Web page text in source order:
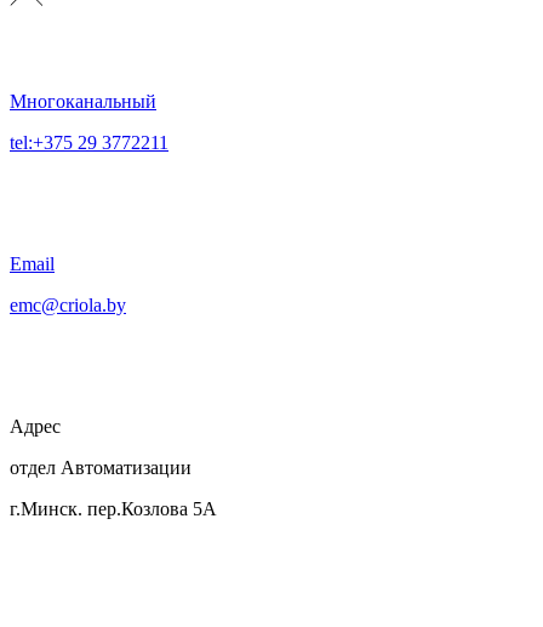
Многоканальный
tel:+375 29 3772211
Email
emc@criola.by
Адрес
отдел Автоматизации
г.Минск. пер.Козлова 5А